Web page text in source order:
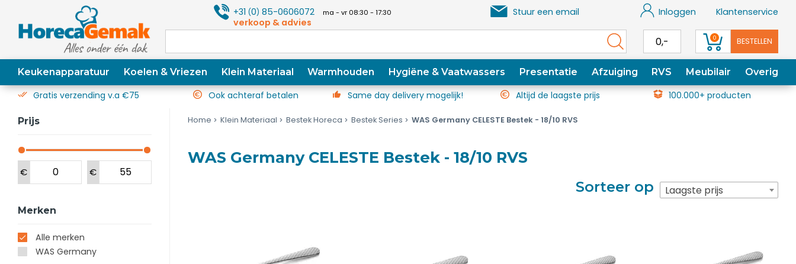
+31(0) 85-0606072 ma - vr 08:30 - 17:30
verkoop & advies
Stuur een email Inloggen Klantenservice
0,- 0 BESTELLEN
Keukenapparatuur Koelen & Vriezen Klein Materiaal Warmhouden Hygiëne & Vaatwassers Presentatie Afzuiging RVS Meubilair Overig
Gratis verzending v.a €75 Ook achteraf betalen Same day delivery mogelijk! Altijd de laagste prijs 100.000+ producten
Prijs
€ €
Merken
Alle merken
WAS Germany
Home Klein Materiaal Bestek Horeca Bestek Series WAS Germany CELESTE Bestek - 18/10 RVS
WAS Germany CELESTE Bestek - 18/10 RVS
Sorteer op Laagste prijs